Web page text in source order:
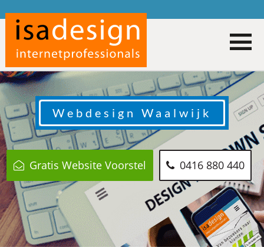
Webdesign Waalwijk
Gratis Website Voorstel 0416 880 440